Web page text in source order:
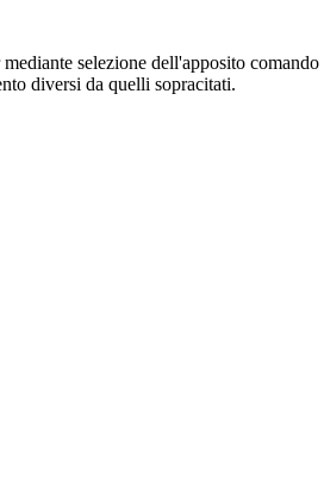
selezione dell'apposito
diversi da quelli sopracitati.